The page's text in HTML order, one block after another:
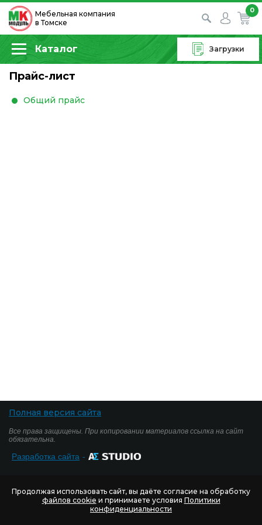
Мебельная компания
в Томске
0
Каталог Загрузки
Прайс-лист
Общий прайс
Полная версия сайта
Все права защищены. При копировании материалов ссылка на сайт
обязательна.
Разработка сайта -
Продолжая использовать сайт, вы даёте согласие на обработку
файлов cookie и принимаете условия Политики
конфиденциальности